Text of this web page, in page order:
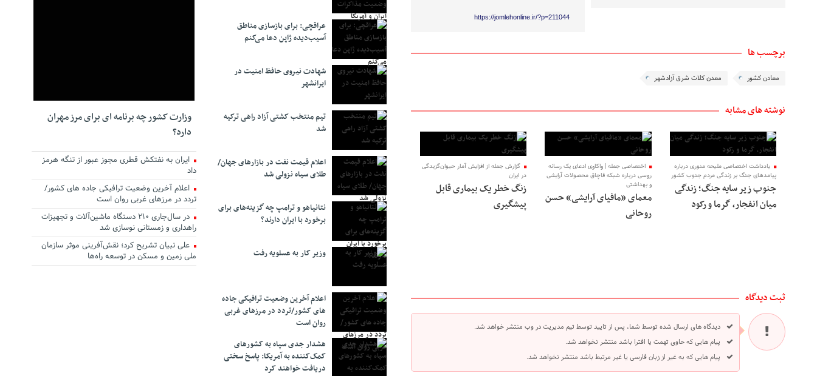
https://jomlehonline.ir/?p=211044
برچسب ها
معادن کشور معدن کلات شرق آزادشهر
نوشته های مشابه
یادداشت اختصاصی ملیحه منوری درباره
پیامدهای جنگ بر زندگی مردم جنوب کشور
جنوب زیر سایه جنگ؛ زندگی
میان انفجار، گرما و رکود
اختصاصی جمله | واکاوی ادعای یک رسانه
روسی درباره شبکه قاچاق محصولات آرایشی
و بهداشتی
معمای «مافیای آرایشی» حسن
روحانی
گزارش جمله از افزایش آمار حیوان‌گزیدگی
در ایران
زنگ خطر یک بیماری قابل
پیشگیری
ثبت دیدگاه
دیدگاه های ارسال شده توسط شما، پس از تایید توسط تیم مدیریت در وب منتشر خواهد شد.
پیام هایی که حاوی تهمت یا افترا باشد منتشر نخواهد شد.
پیام هایی که به غیر از زبان فارسی یا غیر مرتبط باشد منتشر نخواهد شد.
عراقچی: برای بازسازی مناطق
آسیب‌دیده ژاپن دعا می‌کنم
شهادت نیروی حافظ امنیت در
ایرانشهر
تیم منتخب کشتی آزاد راهی ترکیه
شد
اعلام قیمت نفت در بازارهای جهان/
طلای سیاه نزولی شد
نتانیاهو و ترامپ چه گزینه‌های برای
برخورد با ایران دارند؟
وزیر کار به عسلویه رفت
اعلام آخرین وضعیت ترافیکی جاده
های کشور/تردد در مرزهای غربی
روان است
هشدار جدی سپاه به کشورهای
کمک‌کننده به آمریکا: پاسخ سختی
دریافت خواهند کرد
وزارت کشور چه برنامه ای برای مرز مهران
دارد؟
ایران به نفتکش قطری مجوز عبور از تنگه هرمز
داد
اعلام آخرین وضعیت ترافیکی جاده های کشور/
تردد در مرزهای غربی روان است
در سال‌جاری ۲۱۰ دستگاه ماشین‌آلات و تجهیزات
راهداری و زمستانی نوسازی شد
علی نبیان تشریح کرد؛ نقش‌آفرینی موثر سازمان
ملی زمین و مسکن در توسعه راه‌ها